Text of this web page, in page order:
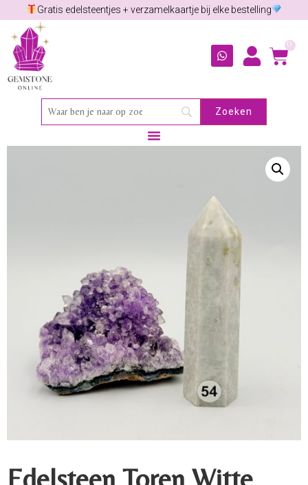
Gratis edelsteentjes + verzamelkaartje bij elke bestelling
0
Edelsteen Toren Witte